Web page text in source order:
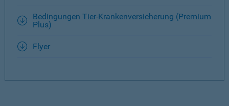
Bedingungen Tier-Krankenversicherung (Premium
Plus)
Flyer